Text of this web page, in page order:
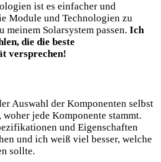
ist es einfacher und
Module und Technologien zu
meinem Solarsystem passen. Ich
die die beste
versprechen!
Auswahl der Komponenten selbst
jede Komponente stammt.
und Eigenschaften
und ich weiß viel besser, welche
sollte.